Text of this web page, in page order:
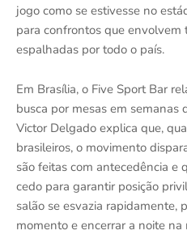
jogo como se estivesse no
para confrontos que envolvem
espalhadas por todo o país.
Em Brasília, o Five Sport Bar
busca por mesas em semanas
Victor Delgado explica que,
brasileiros, o movimento
são feitas com antecedência e
cedo para garantir posição
salão se esvazia rapidamente,
momento e encerrar a noite na